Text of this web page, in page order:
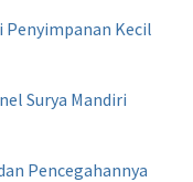
Kecil
Surya Mandiri
Pencegahannya